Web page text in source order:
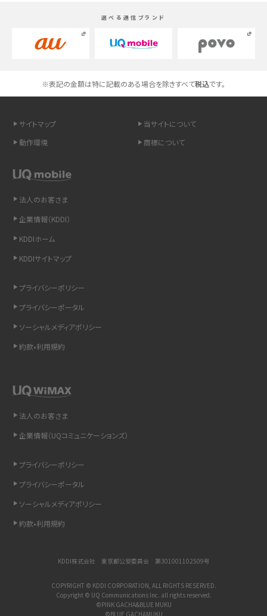
高校生にスマホ制限は必要？所持率やメリット・デメリットを詳しく紹介
スマホのネット通信速度が遅い原因は？すぐできる対処法や見直すポイントを解
iCloudの使用容量を減らす9つの方法！使用状況の確認手順も紹介
インスタのDMの送り方は？便利機能の使い方や注意点をわかりやすく解説
「iPhoneを探す」の使い方と設定方法を紹介！ブラウザやアプリから探す方法を
詳しく解説
Wi-Fiを快適に使うための速度はどれくらい？用途別の目安・回線ごとの平均を
LINEの着信音や通知音の設定・変更方法を解説！鳴らない場合の対処法も紹介
ASMRとは？意味や動画の種類、楽しみ方を紹介
選べる通信ブランド
※表記の金額は特に記載のある場合を除きすべて税込です。
サイトマップ
当サイトについて
動作環境
商標について
法人のお客さま
企業情報（KDDI）
KDDIホーム
KDDIサイトマップ
プライバシーポリシー
プライバシーポータル
ソーシャルメディアポリシー
約款•利用規約
法人のお客さま
企業情報（UQコミュニケーションズ）
プライバシーポリシー
プライバシーポータル
ソーシャルメディアポリシー
約款•利用規約
KDDI株式会社 東京都公安委員会 第301001102509号
COPYRIGHT © KDDI CORPORATION, ALL RIGHTS RESERVED.
Copyright © UQ Communications Inc. all rights reserved.
©PINK GACHA&BLUE MUKU
©BLUE GACHAMUKU